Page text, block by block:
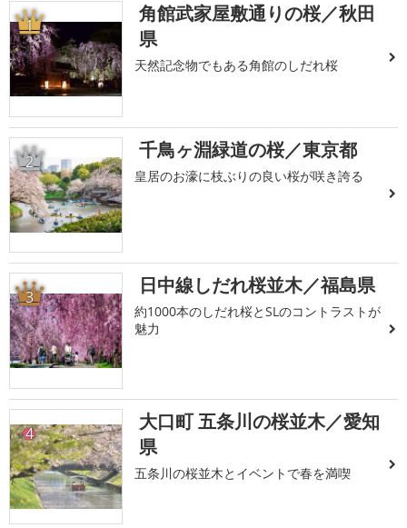
1
角館武家屋敷通りの桜／秋田
県
天然記念物でもある角館のしだれ桜
2 千鳥ヶ淵緑道の桜／東京都
皇居のお濠に枝ぶりの良い桜が咲き誇る
3 日中線しだれ桜並木／福島県
約1000本のしだれ桜とSLのコントラストが
魅力
4
大口町 五条川の桜並木／愛知
県
五条川の桜並木とイベントで春を満喫